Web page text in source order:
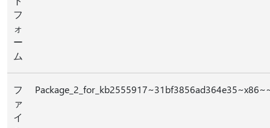
フ
ォ
ー
ム
フ
ァ
イ